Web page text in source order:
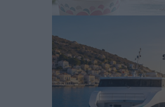
του Ινφαντίνο
Φοίβος Κω: Το
Basketball Festival
πριν 3 ώρες